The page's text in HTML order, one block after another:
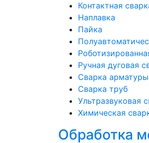
Контактная
Наплавка
Пайка
Ручная дуговая
Сварка арматуры
Сварка труб
Ультразвуковая
Химическая
Обработка